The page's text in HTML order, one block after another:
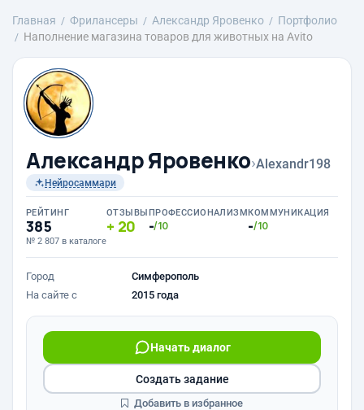
Главная Фрилансеры Александр Яровенко
Портфолио
Наполнение магазина товаров для животных на Avito
Александр Яровенко›Alexandr198
Нейросаммари
РЕЙТИНГ
385
№ 2 807 в каталоге
ОТЗЫВЫ
20
ПРОФЕССИОНАЛИЗМ
-/10
КОММУНИКАЦИЯ
-/10
Город
Симферополь
На сайте с
2015 года
Начать диалог
Создать задание
Добавить в избранное